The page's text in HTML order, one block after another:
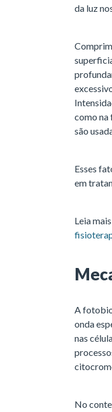
da luz
como na
são
Esses
em
Leia
A
onda
nas
No